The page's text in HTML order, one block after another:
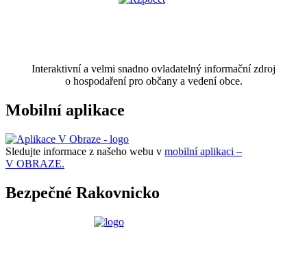
Interaktivní a velmi snadno ovladatelný informační zdroj
o hospodaření pro občany a vedení obce.
Mobilní aplikace
Sledujte informace z našeho webu v mobilní aplikaci –
V OBRAZE.
Bezpečné Rakovnicko